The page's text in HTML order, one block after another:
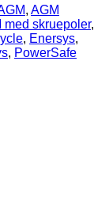
, AGM
med skruepoler,
, Enersys,
, PowerSafe